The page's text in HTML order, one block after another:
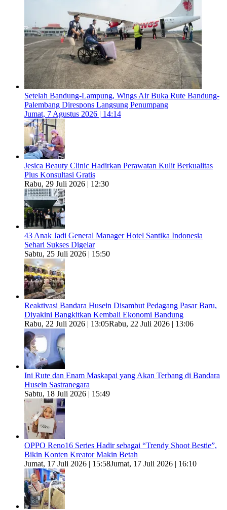
Setelah Bandung-Lampung, Wings Air Buka Rute Bandung-
Palembang Direspons Langsung Penumpang
Jumat, 7 Agustus 2026 | 14:14
Jesica Beauty Clinic Hadirkan Perawatan Kulit Berkualitas
Plus Konsultasi Gratis
Rabu, 29 Juli 2026 | 12:30
43 Anak Jadi General Manager Hotel Santika Indonesia
Sehari Sukses Digelar
Sabtu, 25 Juli 2026 | 15:50
Reaktivasi Bandara Husein Disambut Pedagang Pasar Baru,
Diyakini Bangkitkan Kembali Ekonomi Bandung
Rabu, 22 Juli 2026 | 13:05Rabu, 22 Juli 2026 | 13:06
Ini Rute dan Enam Maskapai yang Akan Terbang di Bandara
Husein Sastranegara
Sabtu, 18 Juli 2026 | 15:49
OPPO Reno16 Series Hadir sebagai “Trendy Shoot Bestie”,
Bikin Konten Kreator Makin Betah
Jumat, 17 Juli 2026 | 15:58Jumat, 17 Juli 2026 | 16:10